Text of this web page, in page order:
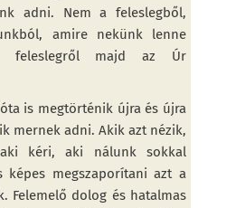
adni. Nem a feleslegből,
amire nekünk lenne
feleslegről majd az Úr
is megtörténik újra és újra
mernek adni. Akik azt nézik,
kéri, aki nálunk sokkal
képes megszaporítani azt a
Felemelő dolog és hatalmas